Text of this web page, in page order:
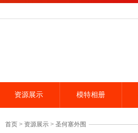
资源展示 模特相册
首页> 资源展示> 圣何塞外围